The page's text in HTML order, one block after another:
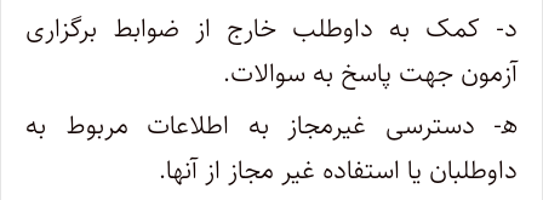
د- کمک به داوطلب خارج از ضوابط برگزاری
آزمون جهت پاسخ به سوالات.
ه‍- دسترسی غیرمجاز به اطلاعات مربوط به
داوطلبان یا استفاده غیر مجاز از آنها.